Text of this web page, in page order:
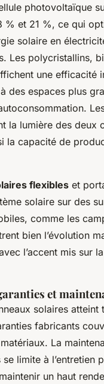
photovoltaïque
% et 21 %, ce qui
solaire en
Les polycristallins,
une efficacité
des espaces plus
la lumière des deux
la capacité de
flexibles et
solaire sur des
comme les
bien l’évolution
l’accent mis sur
et
solaires atteint
fabricants
La
limite à l’entretien
un haut